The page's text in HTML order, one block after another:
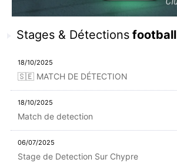
Stages & Détectionsfootball
18/10/2025
🇸🇪 MATCH DE DÉTECTION
18/10/2025
Match de detection
06/07/2025
Stage de Detection Sur Chypre